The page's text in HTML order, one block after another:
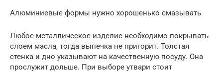
Алюминиевые формы нужно хорошенько смазывать
Любое металлическое изделие необходимо покрывать
слоем масла, тогда выпечка не пригорит. Толстая
стенка и дно указывают на качественную посуду. Она
прослужит дольше. При выборе утвари стоит